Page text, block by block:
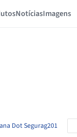
NotíciasImagens
Dot Segurag201